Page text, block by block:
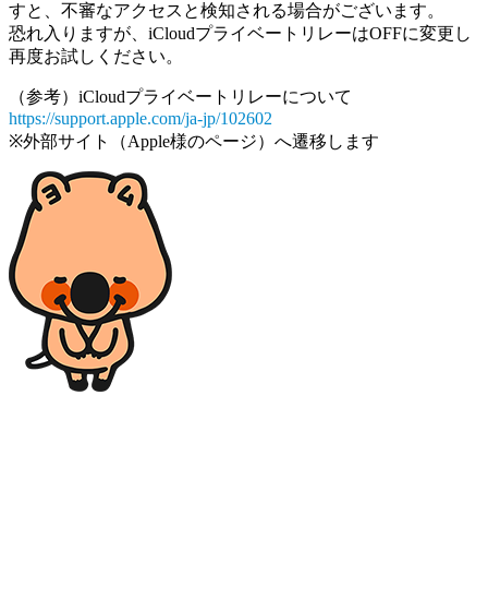
すと、不審なアクセスと検知される場合がございます。
恐れ入りますが、iCloudプライベートリレーはOFFに変更し
再度お試しください。
（参考）iCloudプライベートリレーについて
https://support.apple.com/ja-jp/102602
※外部サイト（Apple様のページ）へ遷移します